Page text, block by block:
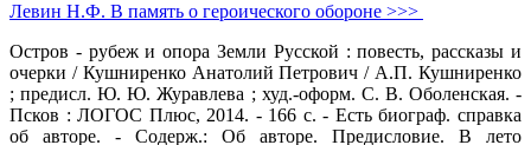
Левин Н.Ф. В память о героического обороне >>>
Остров - рубеж и опора Земли Русской : повесть, рассказы и
очерки / Кушниренко Анатолий Петрович / А.П. Кушниренко
; предисл. Ю. Ю. Журавлева ; худ.-оформ. С. В. Оболенская. -
Псков : ЛОГОС Плюс, 2014. - 166 с. - Есть биограф. справка
об авторе. - Содерж.: Об авторе. Предисловие. В лето